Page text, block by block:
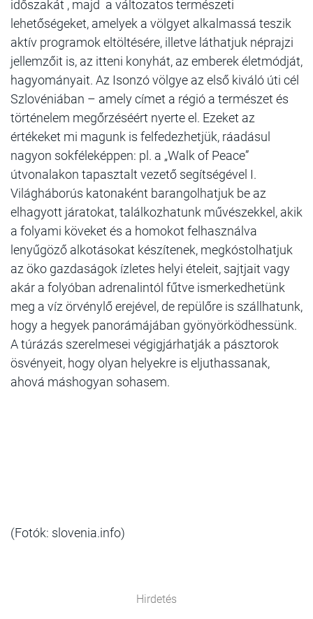
időszakát , majd a változatos természeti
lehetőségeket, amelyek a völgyet alkalmassá teszik
aktív programok eltöltésére, illetve láthatjuk néprajzi
jellemzőit is, az itteni konyhát, az emberek életmódját,
hagyományait. Az Isonzó völgye az első kiváló úti cél
Szlovéniában – amely címet a régió a természet és
történelem megőrzéséért nyerte el. Ezeket az
értékeket mi magunk is felfedezhetjük, ráadásul
nagyon sokféleképpen: pl. a „Walk of Peace”
útvonalakon tapasztalt vezető segítségével I.
Világháborús katonaként barangolhatjuk be az
elhagyott járatokat, találkozhatunk művészekkel, akik
a folyami köveket és a homokot felhasználva
lenyűgöző alkotásokat készítenek, megkóstolhatjuk
az öko gazdaságok ízletes helyi ételeit, sajtjait vagy
akár a folyóban adrenalintól fűtve ismerkedhetünk
meg a víz örvénylő erejével, de repülőre is szállhatunk,
hogy a hegyek panorámájában gyönyörködhessünk.
A túrázás szerelmesei végigjárhatják a pásztorok
ösvényeit, hogy olyan helyekre is eljuthassanak,
ahová máshogyan sohasem.
(Fotók: slovenia.info)
Hirdetés